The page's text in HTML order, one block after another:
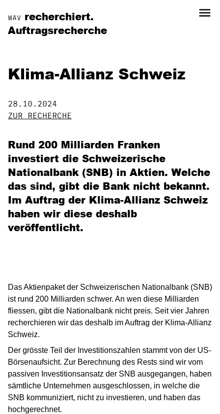
WAV recherchiert. menu
Auftragsrecherche
Klima-Allianz Schweiz
28.10.2024
ZUR RECHERCHE
Rund 200 Milliarden Franken
investiert die Schweizerische
Nationalbank (SNB) in Aktien. Welche
das sind, gibt die Bank nicht bekannt.
Im Auftrag der Klima-Allianz Schweiz
haben wir diese deshalb
veröffentlicht.
Das Aktienpaket der Schweizerischen Nationalbank (SNB)
ist rund 200 Milliarden schwer. An wen diese Milliarden
fliessen, gibt die Nationalbank nicht preis. Seit vier Jahren
recherchieren wir das deshalb im Auftrag der Klima-Allianz
Schweiz.
Der grösste Teil der Investitionszahlen stammt von der US-
Börsenaufsicht. Zur Berechnung des Rests sind wir vom
passiven Investitionsansatz der SNB ausgegangen, haben
sämtliche Unternehmen ausgeschlossen, in welche die
SNB kommuniziert, nicht zu investieren, und haben das
hochgerechnet.